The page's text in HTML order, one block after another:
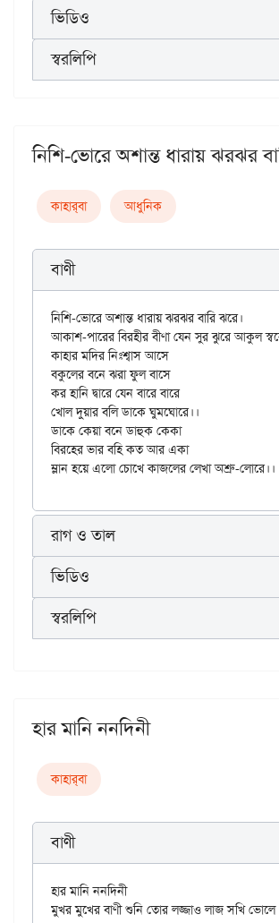
ভিডিও
স্বরলিপি
নিশি-ভোরে অশান্ত ধারায় ঝরঝর
কাহার্‌বা আধুনিক
বাণী
নিশি-ভোরে অশান্ত ধারায় ঝরঝর বারি ঝরে।
আকাশ-পারের বিরহীর বীণা যেন সুর ঝুরে আকুল
কাহার মদির নিঃশ্বাস আসে
বকুলের বনে ঝরা ফুল বাসে
কর হানি দ্বারে যেন বারে বারে
খোল দুয়ার বলি ডাকে ঘুমঘোরে।।
ডাকে কেয়া বনে ডাহুক কেকা
বিরহের ভার বহি কত আর একা
রাগ ও তাল
ভিডিও
স্বরলিপি
হার মানি ননদিনী
কাহার্‌বা
বাণী
হার মানি ননদিনী
মুখর মুখের বাণী শুনি তোর লজ্জাও লাজ সখি ভোলে